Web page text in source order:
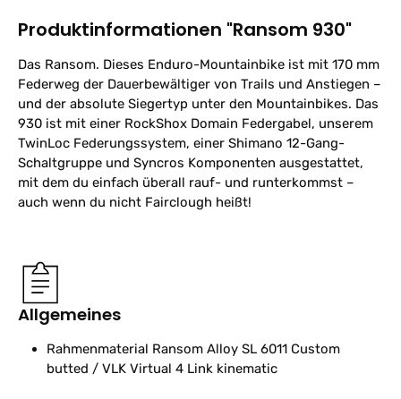
Produktinformationen "Ransom 930"
Das Ransom. Dieses Enduro-Mountainbike ist mit 170 mm
Federweg der Dauerbewältiger von Trails und Anstiegen –
und der absolute Siegertyp unter den Mountainbikes. Das
930 ist mit einer RockShox Domain Federgabel, unserem
TwinLoc Federungssystem, einer Shimano 12-Gang-
Schaltgruppe und Syncros Komponenten ausgestattet,
mit dem du einfach überall rauf- und runterkommst –
auch wenn du nicht Fairclough heißt!
Allgemeines
Rahmenmaterial Ransom Alloy SL 6011 Custom
butted / VLK Virtual 4 Link kinematic